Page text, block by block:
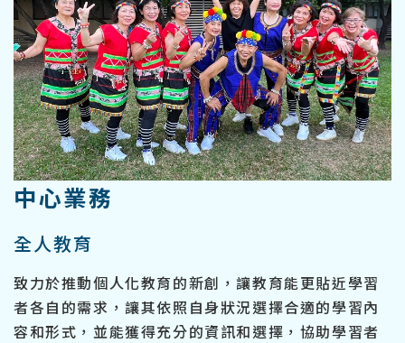
中心業務
全人教育
致力於推動個人化教育的新創，讓教育能更貼近學習
者各自的需求，讓其依照自身狀況選擇合適的學習內
容和形式，並能獲得充分的資訊和選擇，協助學習者